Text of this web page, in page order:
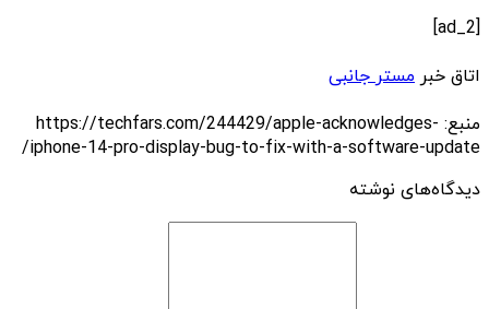
[ad_2]
اتاق خبر مستر جانبی
منبع: https://techfars.com/244429/apple-acknowledges-
iphone-14-pro-display-bug-to-fix-with-a-software-update/
دیدگاه‌های نوشته